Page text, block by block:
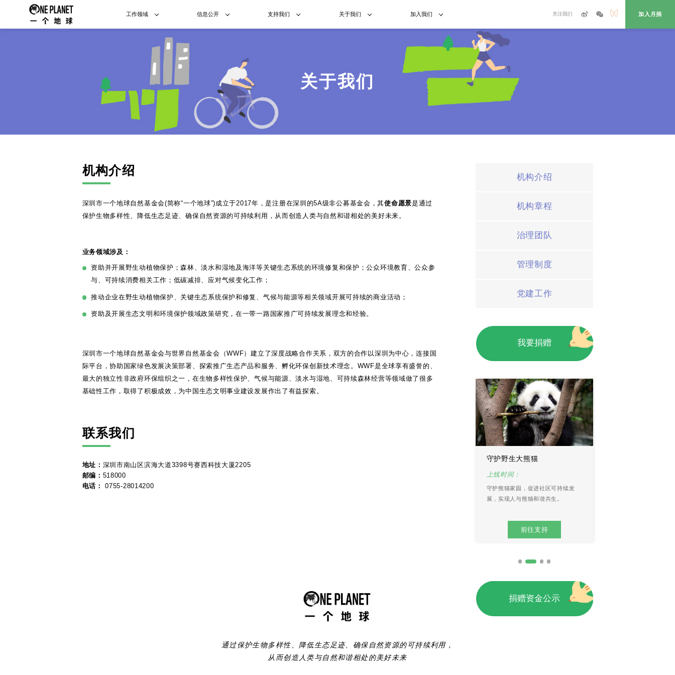
工作领域 信息公开 支持我们 关于我们 加入我们 关注我们 加入月捐
关于我们
机构介绍
机构章程
治理团队
管理制度
党建工作
我要捐赠
守护野生大熊猫
上线时间：
守护熊猫家园，促进社区可持续发
展，实现人与熊猫和谐共生。
前往支持
捐赠资金公示
机构介绍
深圳市一个地球自然基金会(简称“一个地球”)成立于2017年，是注册在深圳的5A级非公募基金会，其使命愿景是通过
保护生物多样性、降低生态足迹、确保自然资源的可持续利用，从而创造人类与自然和谐相处的美好未来。
业务领域涉及：
资助并开展野生动植物保护；森林、淡水和湿地及海洋等关键生态系统的环境修复和保护；公众环境教育、公众参
与、可持续消费相关工作；低碳减排、应对气候变化工作；
推动企业在野生动植物保护、关键生态系统保护和修复、气候与能源等相关领域开展可持续的商业活动；
资助及开展生态文明和环境保护领域政策研究，在一带一路国家推广可持续发展理念和经验。
深圳市一个地球自然基金会与世界自然基金会（WWF）建立了深度战略合作关系，双方的合作以深圳为中心，连接国
际平台，协助国家绿色发展决策部署、探索推广生态产品和服务、孵化环保创新技术理念。WWF是全球享有盛誉的、
最大的独立性非政府环保组织之一，在生物多样性保护、气候与能源、淡水与湿地、可持续森林经营等领域做了很多
基础性工作，取得了积极成效，为中国生态文明事业建设发展作出了有益探索。
联系我们
地址： 深圳市南山区滨海大道3398号赛西科技大厦2205
邮编： 518000
电话：
0755-28014200
通过保护生物多样性、降低生态足迹、确保自然资源的可持续利用，
从而创造人类与自然和谐相处的美好未来